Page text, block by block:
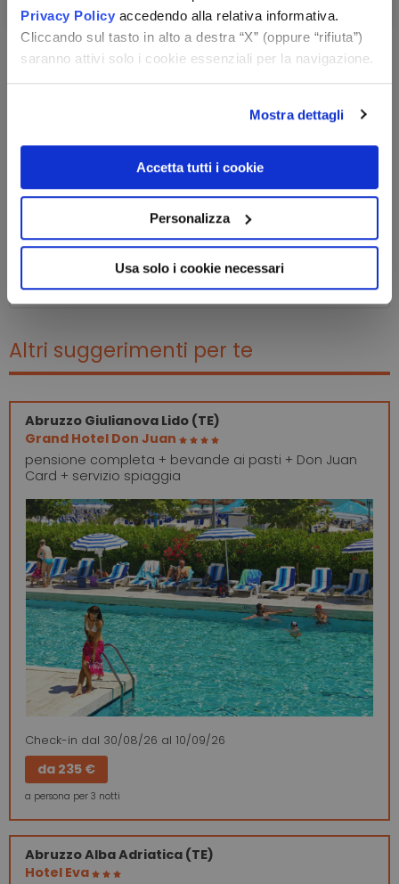
Privacy Policy accedendo alla relativa informativa.
Cliccando sul tasto in alto a destra “X” (oppure “rifiuta”)
saranno attivi solo i cookie essenziali per la navigazione.
Mostra dettagli
Accetta tutti i cookie
Personalizza
Usa solo i cookie necessari
Altri suggerimenti per te
Abruzzo Giulianova Lido (TE)
Grand Hotel Don Juan
pensione completa + bevande ai pasti + Don Juan
Card + servizio spiaggia
Check-in dal 30/08/26 al 10/09/26
da 235 €
a persona per 3 notti
AbruzzoAlba Adriatica (TE)
Hotel Eva